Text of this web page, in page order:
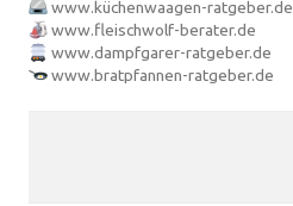
www.küchenwaagen-ratgeber.de
www.fleischwolf-berater.de
www.dampfgarer-ratgeber.de
www.bratpfannen-ratgeber.de